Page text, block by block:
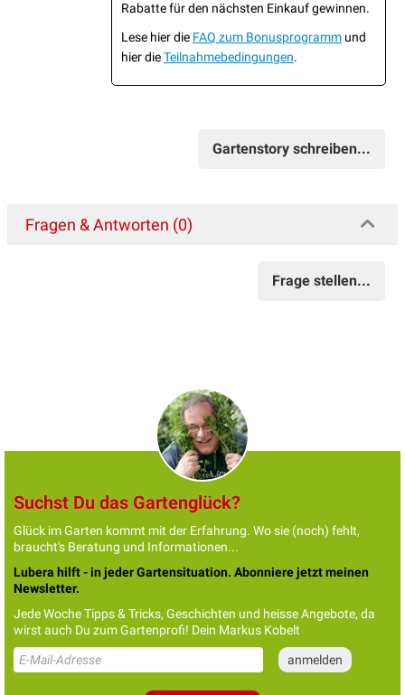
Rabatte für den nächsten Einkauf gewinnen.
Lese hier die FAQ zum Bonusprogramm und
hier dieTeilnahmebedingungen.
Gartenstory schreiben...
Fragen & Antworten (0)
Frage stellen...
Suchst Du das Gartenglück?
Glück im Garten kommt mit der Erfahrung. Wo sie (noch) fehlt,
braucht's Beratung und Informationen...
Lubera hilft - in jeder Gartensituation. Abonniere jetzt meinen
Newsletter.
Jede Woche Tipps & Tricks, Geschichten und heisse Angebote, da
wirst auch Du zum Gartenprofi! Dein Markus Kobelt